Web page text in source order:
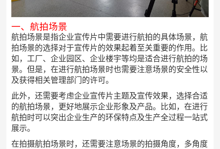
一、航拍场景
航拍场景是指企业宣传片中需要进行航拍的具体场景，航
拍场景的选择对于宣传片的效果起着至关重要的作用。比
如，工厂、企业园区、企业楼宇等均是适合进行航拍的场
景。但是，在进行航拍场景时也需要注意场景的安全性以
及获得相关管理部门的许可。
此外，还需要考虑企业宣传片主题及宣传效果，选择合适
的航拍场景，更好地展示企业形象及产品。比如，在进行
航拍时可以突出企业生产的环保特点及生产全过程一站式
展示。
在拍摄航拍场景时，还需要注意场景的拍摄角度，多角度